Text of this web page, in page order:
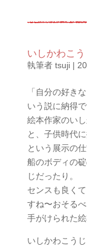
いしかわこう
執筆者 tsuji|
「自分の好き
いう説に納得で
絵本作家のい
と、子供時代
という展示の
船のボディの
じだったり。
センスも良く
すね〜おそるべ
手がけられた
いしかわこう